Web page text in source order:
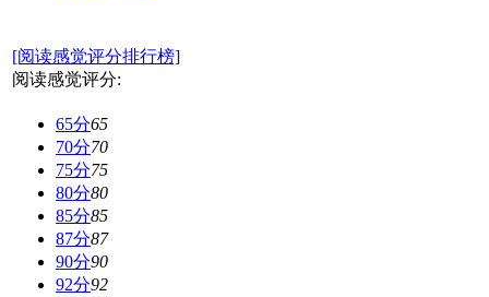
[阅读感觉评分排行榜]
阅读感觉评分:
65分65
70分70
75分75
80分80
85分85
87分87
90分90
92分92